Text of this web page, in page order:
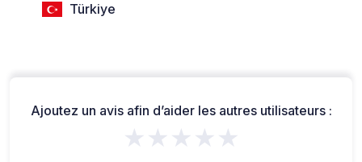
Türkiye
Ajoutez un avis afin d’aider les autres utilisateurs :
★★★★★